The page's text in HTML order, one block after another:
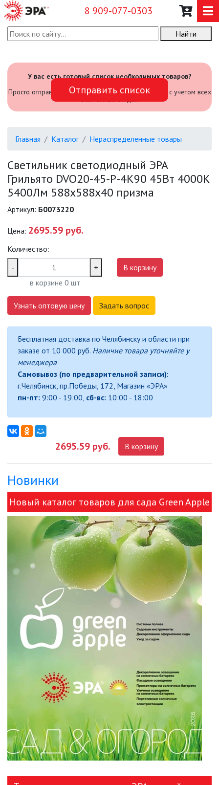
8 909-077-0303
О КОМПАНИИ
САДОВЫЙ ИНВЕНТАРЬ И
ИНСТРУМЕНТЫ
ОФИСНЫЕ ПОДВЕСНЫЕ
ПРОЖЕКТОРЫ
САДОВЫЕ СВЕТИЛЬНИКИ
СВЕТИЛЬНИКИ
СВЕТИЛЬНИКИ ДЛЯ РОСТА
РАСТЕНИЙ (ФИТОСВЕТИЛЬНИКИ)
АКСЕССУАРЫ ДЛЯ
ЭЛЕКТРОМОНТАЖА
БАКТЕРИЦИДНЫЕ ЛАМПЫ
ДАТЧИКИ ДВИЖЕНИЯ И
ДЕКОРАТИВНАЯ ПОДСВЕТКА
ДЕКОРАТИВНЫЕ СВЕТИЛЬНИКИ
ИЗОЛЯЦИОННАЯ ЛЕНТА
ИНФРАКРАСНЫЕ ЛАМПЫ
ИСТОЧНИКИ СВЕТА
КАБЕЛЕНЕСУЩИЕ СИСТЕМЫ
КАБЕЛЬ
КЛЕЙКИЕ ЛЕНТЫ
ЛИНЕЙНЫЕ СВЕТОДИОДНЫЕ
СВЕТИЛЬНИКИ
ЛЮСТРЫ
МОДУЛЬНЫЕ СИСТЕМЫ
ОСВЕЩЕНИЯ (LED МОДУЛИ)
НАСТОЛЬНЫЕ СВЕТИЛЬНИКИ
Найти
У вас есть готовый список необходимых товаров?
Просто отправьте его нам и мы посчитаем стоимость с учетом всех
возможных скидок
Отправить список
Главная Каталог Нераспределенные товары
Светильник светодиодный ЭРА
Грильято DVO20-45-P-4K90 45Вт 4000K
5400Лм 588х588х40 призма
Артикул: Б0073220
Цена: 2695.59 руб.
Количество:
-
+
в корзине 0 шт
В корзину
Узнать оптовую цену Задать вопрос
Бесплатная доставка по Челябинску и области при
заказе от 10 000 руб. Наличие товара уточняйте у
менеджера
Самовывоз (по предварительной записи):
г.Челябинск, пр.Победы, 172, Магазин «ЭРА»
пн-пт: 9:00 - 19:00, сб-вс: 10:00 - 18:00
2695.59 руб. В корзину
Новинки
Новый каталог товаров для сада Green Apple
и ЭРА!